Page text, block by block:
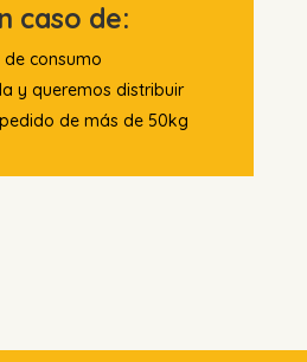
caso de:
consumo
y queremos distribuir
de más de 50kg